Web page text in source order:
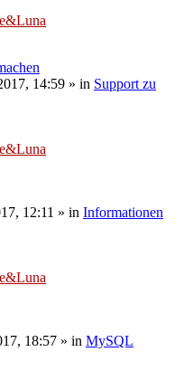
14:59 » in Support zu
12:11 » in Informationen
18:57 » in MySQL